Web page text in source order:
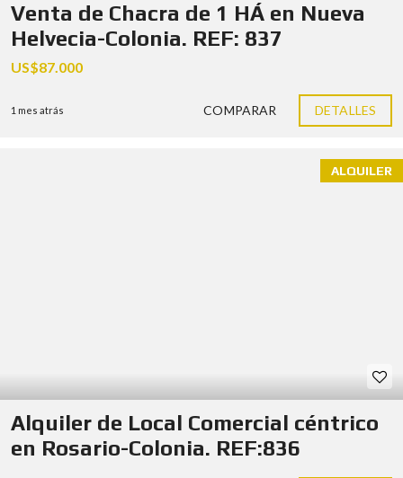
Venta de Chacra de 1 HÁ en Nueva
Helvecia-Colonia. REF: 837
US$87.000
1 mes atrás COMPARAR DETALLES
ALQUILER
Alquiler de Local Comercial céntrico
en Rosario-Colonia. REF:836